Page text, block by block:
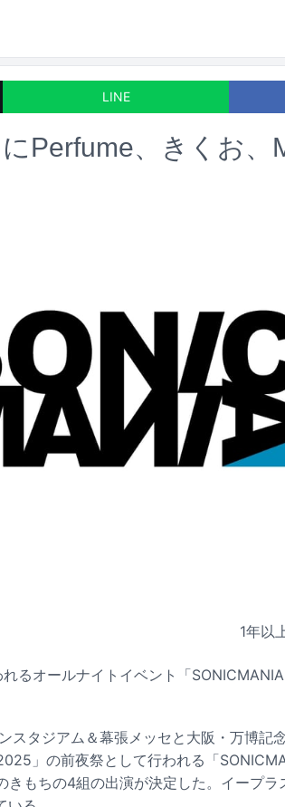
LINE
にPerfume、きくお、
1年以
るオールナイトイベント「
スタジアム＆幕張メッセと大阪・万博記
」の前夜祭として行われる「
もちの4組の出演が決定した。イープラ